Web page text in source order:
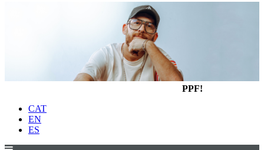
PPF!
CAT
EN
ES